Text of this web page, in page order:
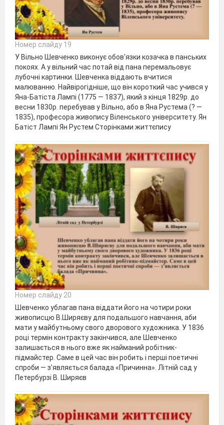
Номер слайду 19
У Вільно Шевченко виконує обов'язки козачка в панських
покоях. А у вільний час потай від пана перемальовує
лубочні картинки. Шевченка віддають вчитися
малюванню. Найвірогідніше, що він короткий час учився у
Яна-Батіста Лампі (1775 — 1837), який з кінця 1829р. до
весни 1830р. перебував у Вільно, або в Яна Рустема (? —
1835), професора живопису Віленського університету. Ян
Батіст Лампі Ян Рустем Сторінками життєпису
Номер слайду 20
Шевченко ублагав пана віддати його на чотири роки
живописцю В.Ширяєву для подальшого навчання, аби
мати у майбутньому свого дворового художника. У 1836
році термін контракту закінчився, але Шевченко
залишається в нього вже як найманий робітник-
підмайстер. Саме в цей час він робить і перші поетичні
спроби — з’являється балада «Причинна». Літній сад у
Петербурзі В. Ширяєв